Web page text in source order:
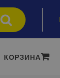
КОРЗИНА